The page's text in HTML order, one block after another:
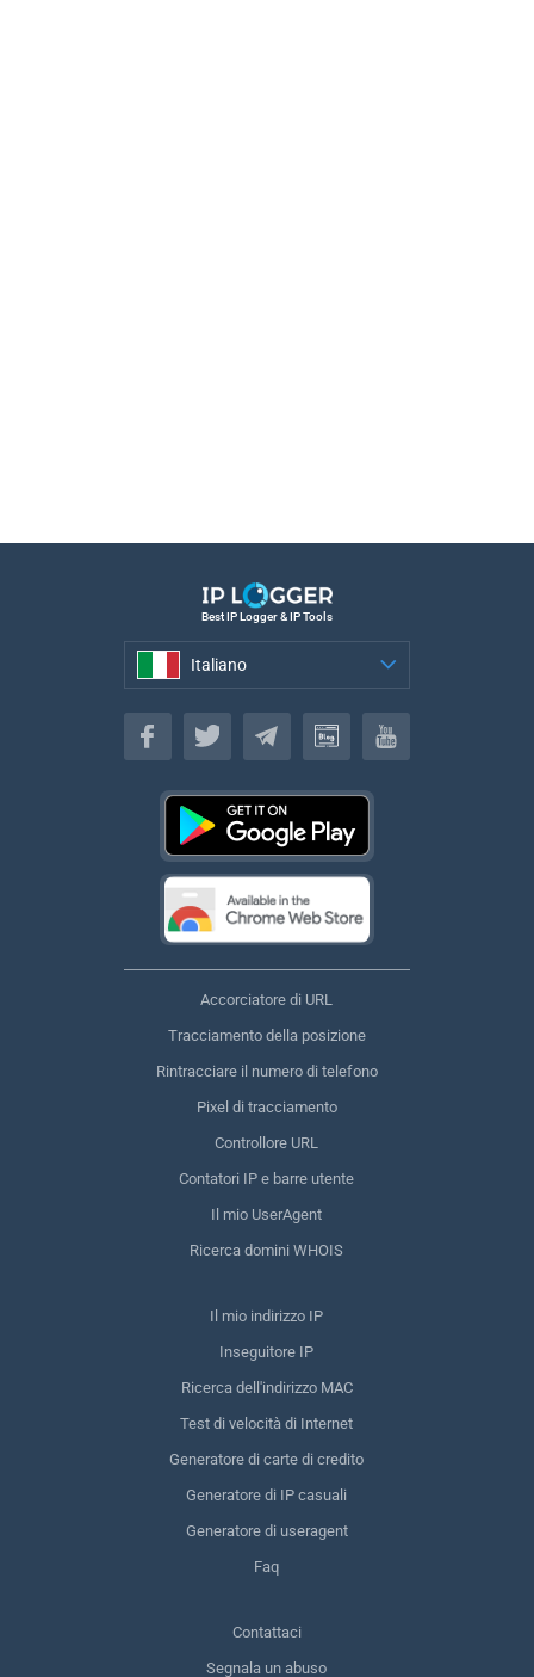
Best IP Logger & IP Tools
Italiano
Italiano
Accorciatore di URL
Tracciamento della posizione
Rintracciare il numero di telefono
Pixel di tracciamento
Controllore URL
Contatori IP e barre utente
Il mio UserAgent
Ricerca domini WHOIS
Il mio indirizzo IP
Inseguitore IP
Ricerca dell'indirizzo MAC
Test di velocità di Internet
Generatore di carte di credito
Generatore di IP casuali
Generatore di useragent
Faq
Contattaci
Segnala un abuso